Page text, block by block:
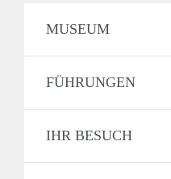
MUSEUM
FÜHRUNGEN
IHR BESUCH